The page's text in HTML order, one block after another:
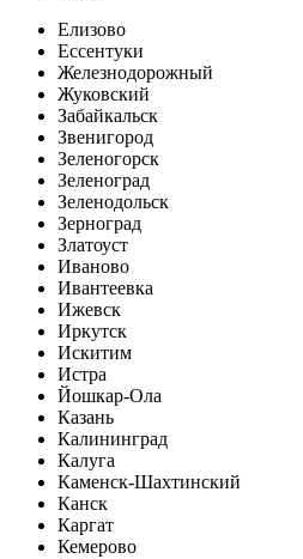
Елизово
Ессентуки
Железнодорожный
Жуковский
Забайкальск
Звенигород
Зеленогорск
Зеленоград
Зеленодольск
Зерноград
Златоуст
Иваново
Ивантеевка
Ижевск
Иркутск
Искитим
Истра
Йошкар-Ола
Казань
Калининград
Калуга
Каменск-Шахтинский
Канск
Каргат
Кемерово